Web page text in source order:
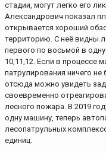
стадии, могут легко его
Александрович показал
открывается хороший
территорию. С неё видны
первого по восьмой в
10,11,12. Если в процессе
патрулирования ничего
отсюда можно увидеть
своевременно
лесного пожара. В 2019
одну машину, теперь
лесопатрульных
единиц.